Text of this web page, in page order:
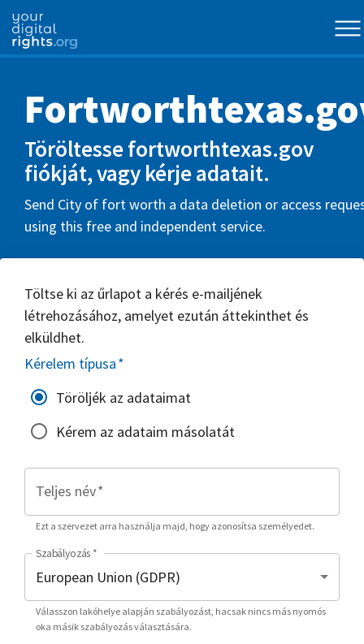
Töröltesse fortworthtexas.gov
fiókját, vagy kérje adatait.
Send City of fort worth a data deletion or access
using this free and independent service.
Töltse ki az űrlapot a kérés e-mailjének
létrehozásához, amelyet ezután áttekinthet és
elküldhet.
Kérelem típusa*
Töröljék az adataimat
Kérem az adataim másolatát
Teljes név*
Ezt a szervezet arra használja majd, hogy azonosítsa személyedet.
Szabályozás *
Válasszon lakóhelye alapján szabályozást, hacsak nincs más nyomós
oka másik szabályozás választására.